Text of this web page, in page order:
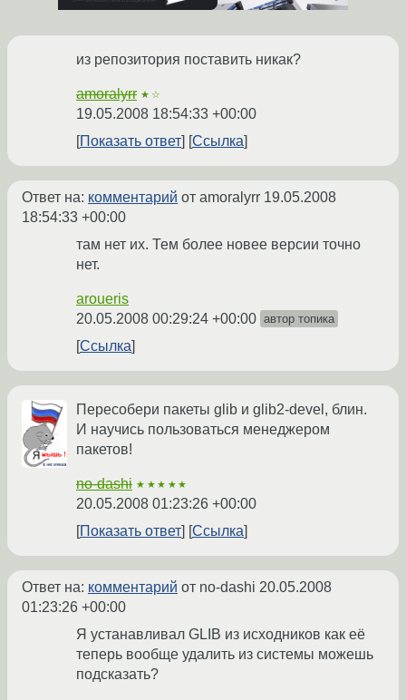
из репозитория поставить никак?
amoralyrr ★☆
19.05.2008 18:54:33 +00:00
Показать ответ
Ссылка
Ответ на: комментарий от amoralyrr 19.05.2008
18:54:33 +00:00
там нет их. Тем более новее версии точно
нет.
aroueris
20.05.2008 00:29:24 +00:00 автор топика
Ссылка
Пересобери пакеты glib и glib2-devel, блин.
И научись пользоваться менеджером
пакетов!
no-dashi ★★★★★
20.05.2008 01:23:26 +00:00
Показать ответ
Ссылка
Ответ на: комментарий от no-dashi 20.05.2008
01:23:26 +00:00
Я устанавливал GLIB из исходников как её
теперь вообще удалить из системы можешь
подсказать?